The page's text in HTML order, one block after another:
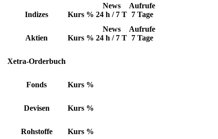
Indizes Kurs %
News
24 h / 7 T
Aufrufe
7 Tage
Aktien Kurs %
News
24 h / 7 T
Aufrufe
7 Tage
Xetra-Orderbuch
Fonds Kurs %
Devisen Kurs %
Rohstoffe Kurs %